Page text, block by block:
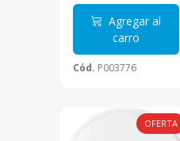
Agregar al
carro
Cód. P003776
OFERTA